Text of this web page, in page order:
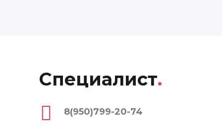
Специалист.
8(950)799-20-74